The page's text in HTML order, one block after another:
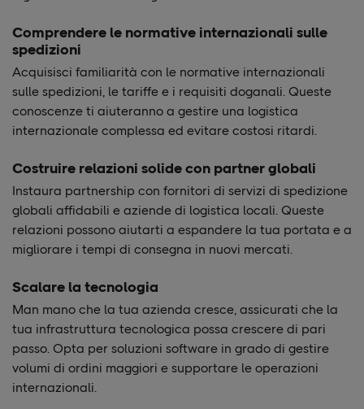
Comprendere le normative internazionali sulle
spedizioni
Acquisisci familiarità con le normative internazionali
sulle spedizioni, le tariffe e i requisiti doganali. Queste
conoscenze ti aiuteranno a gestire una logistica
internazionale complessa ed evitare costosi ritardi.
Costruire relazioni solide con partner globali
Instaura partnership con fornitori di servizi di spedizione
globali affidabili e aziende di logistica locali. Queste
relazioni possono aiutarti a espandere la tua portata e a
migliorare i tempi di consegna in nuovi mercati.
Scalare la tecnologia
Man mano che la tua azienda cresce, assicurati che la
tua infrastruttura tecnologica possa crescere di pari
passo. Opta per soluzioni software in grado di gestire
volumi di ordini maggiori e supportare le operazioni
internazionali.